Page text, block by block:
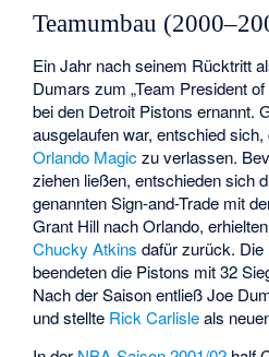
Teamumbau
Ein Jahr nach seinem Rücktritt
Dumars zum „Team President
bei den Detroit Pistons ernannt.
ausgelaufen war, entschied
Orlando Magiczu verlassen.
ziehen ließen, entschieden sich
genannten Sign-and-Trade mit
Grant Hill nach Orlando,
Chucky Atkins dafür zurück. Die
beendeten die Pistons mit 32
Nach der Saison entließ Joe
und stellte Rick Carlisleals